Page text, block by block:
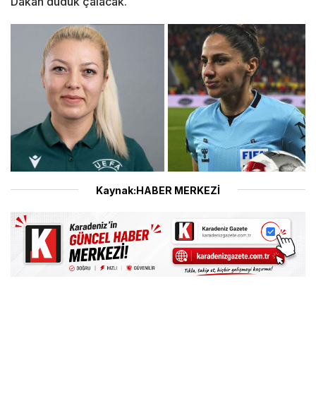
Kaynak:HABER MERKEZİ